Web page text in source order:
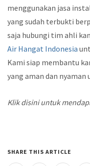
menggunakan jasa
yang sudah terbukti
saja hubungi tim ahli
Air Hangat Indonesia
Kami siap membantu
yang aman dan
Klik disini untuk
SHARE THIS ARTICLE